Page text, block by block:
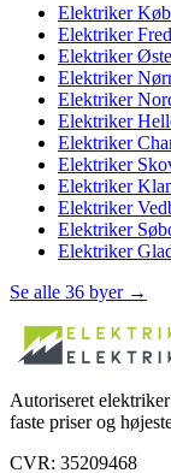
Elektriker
Elektriker
Elektriker
Elektriker
Elektriker
Elektriker
Elektriker
Elektriker
Elektriker
Elektriker
Elektriker
Elektriker
Se alle 36 byer →
Autoriseret
faste priser og
CVR: 35209468